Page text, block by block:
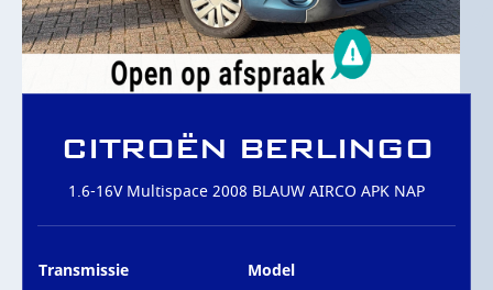
CONTACT
CITROËN BERLINGO
1.6-16V Multispace 2008 BLAUW AIRCO APK NAP
Transmissie Model